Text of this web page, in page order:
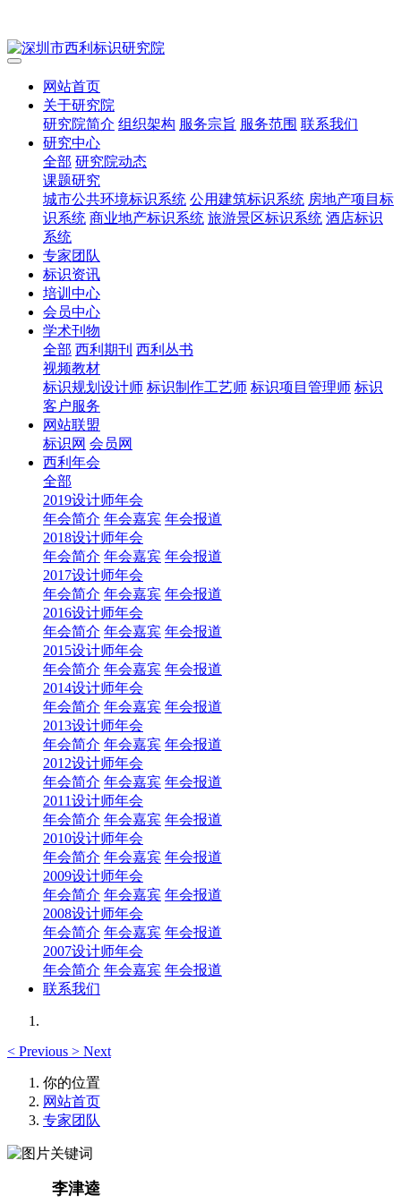
网站首页
关于研究院
研究院简介 组织架构 服务宗旨 服务范围 联系我们
研究中心
全部 研究院动态
课题研究
城市公共环境标识系统 公用建筑标识系统 房地产项目标
识系统 商业地产标识系统 旅游景区标识系统 酒店标识
系统
专家团队
标识资讯
培训中心
会员中心
学术刊物
全部 西利期刊 西利丛书
视频教材
标识规划设计师 标识制作工艺师 标识项目管理师 标识
客户服务
网站联盟
标识网 会员网
西利年会
全部
2019设计师年会
年会简介 年会嘉宾 年会报道
2018设计师年会
年会简介 年会嘉宾 年会报道
2017设计师年会
年会简介 年会嘉宾 年会报道
2016设计师年会
年会简介 年会嘉宾 年会报道
2015设计师年会
年会简介 年会嘉宾 年会报道
2014设计师年会
年会简介 年会嘉宾 年会报道
2013设计师年会
年会简介 年会嘉宾 年会报道
2012设计师年会
年会简介 年会嘉宾 年会报道
2011设计师年会
年会简介 年会嘉宾 年会报道
2010设计师年会
年会简介 年会嘉宾 年会报道
2009设计师年会
年会简介 年会嘉宾 年会报道
2008设计师年会
年会简介 年会嘉宾 年会报道
2007设计师年会
年会简介 年会嘉宾 年会报道
联系我们
< Previous > Next
你的位置
网站首页
专家团队
李津逵